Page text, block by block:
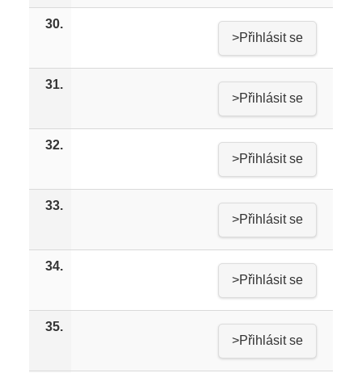
30.
>Přihlásit se
31.
>Přihlásit se
32.
>Přihlásit se
33.
>Přihlásit se
34.
>Přihlásit se
35.
>Přihlásit se